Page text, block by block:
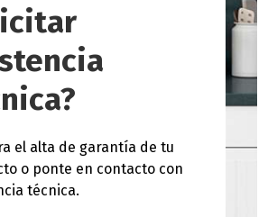
el alta de garantía de tu
o ponte en contacto con
técnica.